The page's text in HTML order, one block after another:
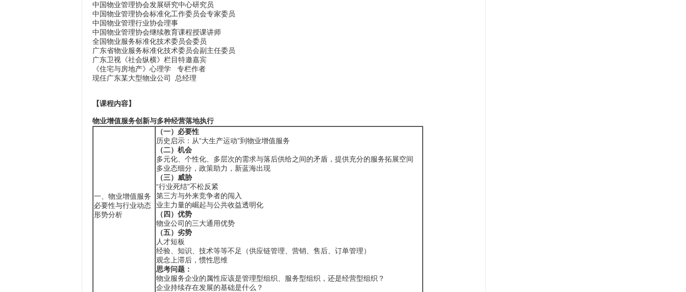
中国物业管理协会发展研究中心研究员
中国物业管理协会标准化工作委员会专家委员
中国物业管理行业协会理事
中国物业管理协会继续教育课程授课讲师
全国物业服务标准化技术委员会委员
广东省物业服务标准化技术委员会副主任委员
广东卫视《社会纵横》栏目特邀嘉宾
《住宅与房地产》心理学 专栏作者
现任广东某大型物业公司 总经理
【课程内容】
物业增值服务创新与多种经营落地执行
一、物业增值服务
必要性与行业动态
形势分析
（一）必要性
历史启示：从“大生产运动”到物业增值服务
（二）机会
多元化、个性化、多层次的需求与落后供给之间的矛盾，提供充分的服务拓展空间
多业态细分，政策助力，新蓝海出现
（三）威胁
“行业死结”不松反紧
第三方与外来竞争者的闯入
业主力量的崛起与公共收益透明化
（四）优势
物业公司的三大通用优势
（五）劣势
人才短板
经验、知识、技术等等不足（供应链管理、营销、售后、订单管理）
观念上滞后，惯性思维
思考问题：
物业服务企业的属性应该是管理型组织、服务型组织，还是经营型组织？
企业持续存在发展的基础是什么？